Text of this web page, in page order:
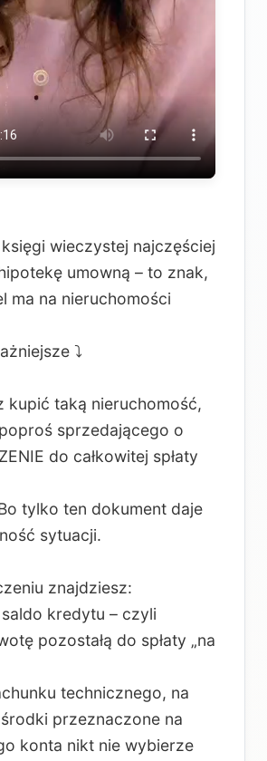
wieczystej najczęściej
umowną – to znak,
ma na nieruchomości
⤵️
kupić taką nieruchomość,
sprzedającego o
do całkowitej spłaty
tylko ten dokument daje
sytuacji.
znajdziesz:
kredytu – czyli
pozostałą do spłaty „na
technicznego, na
przeznaczone na
konta nikt nie wybierze